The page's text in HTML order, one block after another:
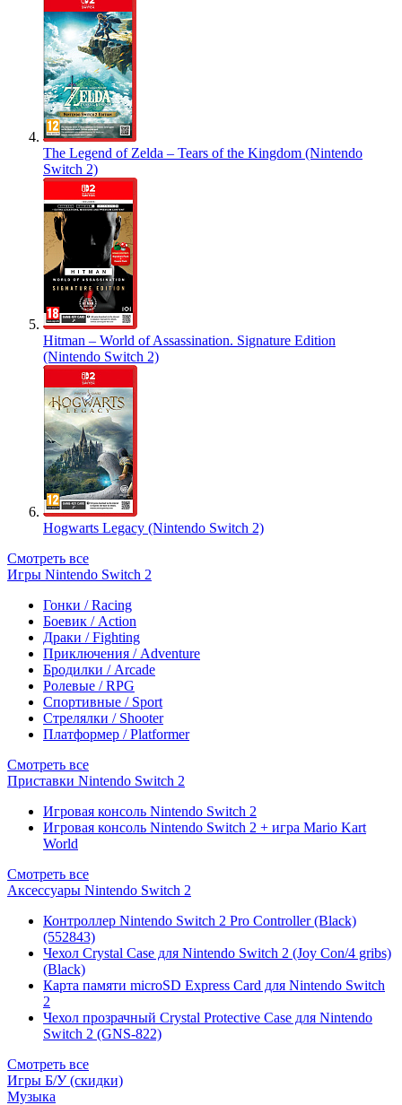
The Legend of Zelda – Tears of the Kingdom (Nintendo
Switch 2)
Hitman – World of Assassination. Signature Edition
(Nintendo Switch 2)
Hogwarts Legacy (Nintendo Switch 2)
Смотреть все
Игры Nintendo Switch 2
Гонки / Racing
Боевик / Action
Драки / Fighting
Приключения / Adventure
Бродилки / Arcade
Ролевые / RPG
Спортивные / Sport
Стрелялки / Shooter
Платформер / Platformer
Смотреть все
Приставки Nintendo Switch 2
Игровая консоль Nintendo Switch 2
Игровая консоль Nintendo Switch 2 + игра Mario Kart
World
Смотреть все
Аксессуары Nintendo Switch 2
Контроллер Nintendo Switch 2 Pro Controller (Black)
(552843)
Чехол Сrystal Сase для Nintendo Switch 2 (Joy Con/4 gribs)
(Black)
Карта памяти microSD Express Card для Nintendo Switch
2
Чехол прозрачный Crystal Protective Case для Nintendo
Switch 2 (GNS-822)
Смотреть все
Игры Б/У (скидки)
Музыка